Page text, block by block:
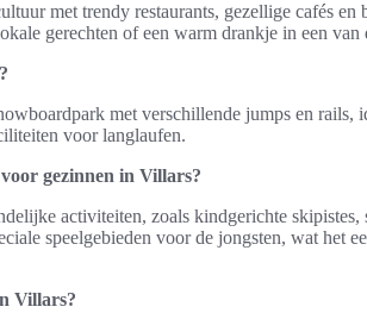
met trendy restaurants, gezellige cafés en
gerechten of een warm drankje in een van
met verschillende jumps en rails,
voor langlaufen.
gezinnen in Villars?
activiteiten, zoals kindgerichte skipistes,
speelgebieden voor de jongsten, wat het
Villars?